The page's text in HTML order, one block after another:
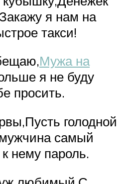
я нам на
такси!
Мужа на
я не буду
просить.
голодной
самый
нему пароль.